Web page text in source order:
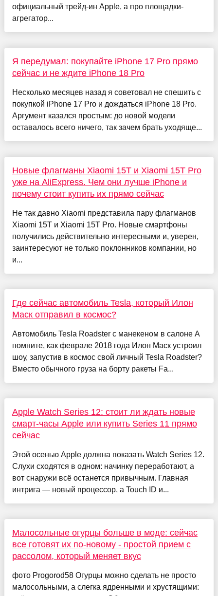
официальный трейд-ин Apple, а про площадки-
агрегатор...
Я передумал: покупайте iPhone 17 Pro прямо
сейчас и не ждите iPhone 18 Pro
Несколько месяцев назад я советовал не спешить с
покупкой iPhone 17 Pro и дождаться iPhone 18 Pro.
Аргумент казался простым: до новой модели
оставалось всего ничего, так зачем брать уходяще...
Новые флагманы Xiaomi 15T и Xiaomi 15T Pro
уже на AliExpress. Чем они лучше iPhone и
почему стоит купить их прямо сейчас
Не так давно Xiaomi представила пару флагманов
Xiaomi 15T и Xiaomi 15T Pro. Новые смартфоны
получились действительно интересными и, уверен,
заинтересуют не только поклонников компании, но
и...
Где сейчас автомобиль Tesla, который Илон
Маск отправил в космос?
Автомобиль Tesla Roadster с манекеном в салоне А
помните, как феврале 2018 года Илон Маск устроил
шоу, запустив в космос свой личный Tesla Roadster?
Вместо обычного груза на борту ракеты Fa...
Apple Watch Series 12: стоит ли ждать новые
смарт-часы Apple или купить Series 11 прямо
сейчас
Этой осенью Apple должна показать Watch Series 12.
Слухи сходятся в одном: начинку переработают, а
вот снаружи всё останется привычным. Главная
интрига — новый процессор, а Touch ID и...
Малосольные огурцы больше в моде: сейчас
все готовят их по-новому - простой прием с
рассолом, который меняет вкус
фото Progorod58 Огурцы можно сделать не просто
малосольными, а слегка ядренными и хрустящими: